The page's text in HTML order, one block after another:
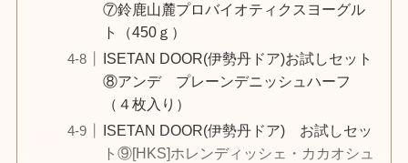
⑦鈴鹿山麓プロバイオティクスヨーグル
ト（450ｇ）
ISETAN DOOR(伊勢丹ドア)お試しセット
⑧アンデ プレーンデニッシュハーフ
（４枚入り）
ISETAN DOOR(伊勢丹ドア) お試しセッ
ト⑨[HKS]ホレンディッシェ・カカオシュ